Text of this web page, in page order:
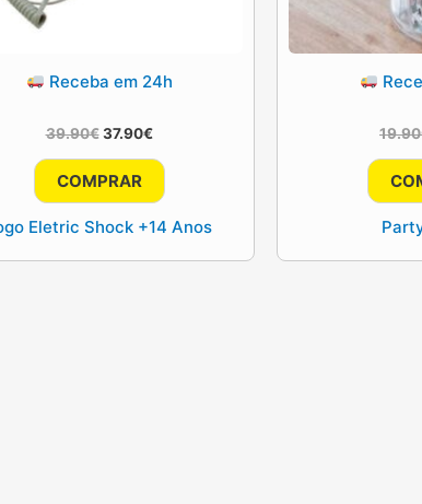
Receba em 24h
39.90€ O
era:
39.90€.
37.90€O
atual
é:
37.90€.
COMPRAR
Eletric Shock +14 Anos
19.90